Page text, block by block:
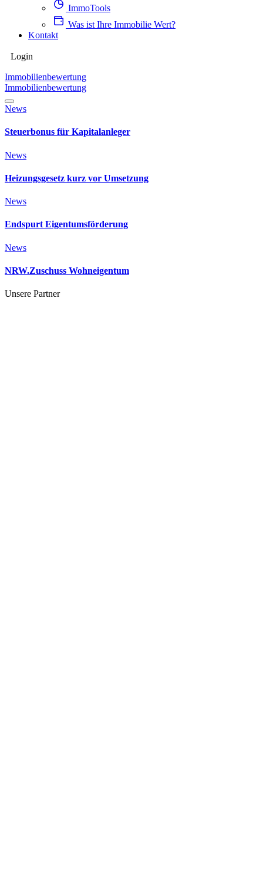
ImmoTools
Was ist Ihre Immobilie Wert?
Kontakt
Login
Immobilienbewertung
Immobilienbewertung
News
Steuerbonus für Kapitalanleger
News
Heizungsgesetz kurz vor Umsetzung
News
Endspurt Eigentumsförderung
News
NRW.Zuschuss Wohneigentum
Unsere Partner